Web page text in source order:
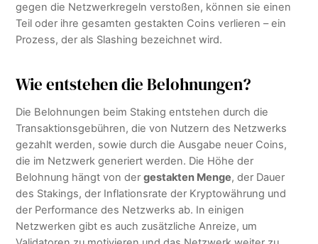
gegen die Netzwerkregeln verstoßen, können sie einen
Teil oder ihre gesamten gestakten Coins verlieren – ein
Prozess, der als Slashing bezeichnet wird.
Wie entstehen die Belohnungen?
Die Belohnungen beim Staking entstehen durch die
Transaktionsgebühren, die von Nutzern des Netzwerks
gezahlt werden, sowie durch die Ausgabe neuer Coins,
die im Netzwerk generiert werden. Die Höhe der
Belohnung hängt von dergestakten Menge, der Dauer
des Stakings, der Inflationsrate der Kryptowährung und
der Performance des Netzwerks ab. In einigen
Netzwerken gibt es auch zusätzliche Anreize, um